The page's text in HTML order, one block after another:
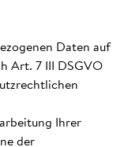
Daten auf
Art. 7 III DSGVO
Ihrer
der